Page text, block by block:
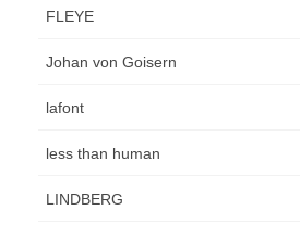
FLEYE
Johan von Goisern
lafont
less than human
LINDBERG